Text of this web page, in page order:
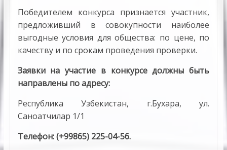
Победителем конкурса признается участник,
предложивший в совокупности наиболее
выгодные условия для общества: по цене, по
качеству и по срокам проведения проверки.
Заявки на участие в конкурсе должны быть
направлены по адресу:
Республика Узбекистан, г.Бухара, ул.
Саноатчилар 1/1
Телефон:(+99865) 225-04-56.